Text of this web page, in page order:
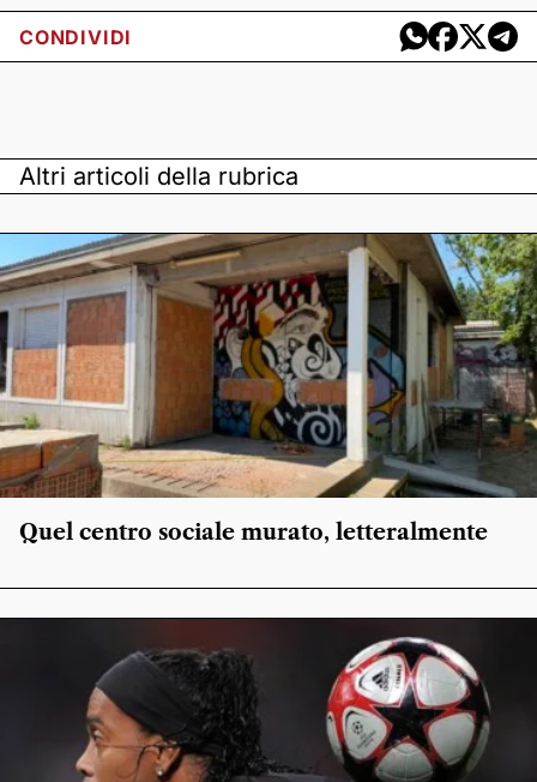
CONDIVIDI
Altri articoli della rubrica
Quel centro sociale murato, letteralmente